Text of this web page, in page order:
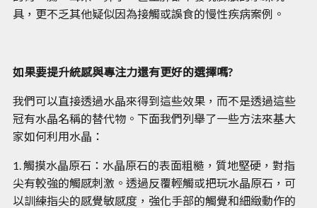
具，更不乏其他疑似因為接觸或誤食的慢性疾病案例。
如果要提升統感與專注力還有更好的選擇嗎?
我們可以直接透過水晶來得到這些效果，而不是透過這些
冠有水晶名稱的替代物。下面我們列舉了一些方法來基大
家如何利用水晶：
1. 觸摸水晶原石：水晶原石的表面粗糙，質地堅硬，對指
尖有較強的觸感刺激。透過反覆輕觸或把玩水晶原石，可
以訓練指尖的感覺敏感度，強化手部的觸覺和細緻動作的